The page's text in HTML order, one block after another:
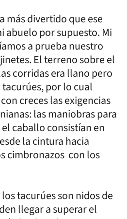
más divertido que ese
abuelo por supuesto. Mi
a prueba nuestro
El terreno sobre el
corridas era llano pero
por lo cual
creces las exigencias
las maniobras para
caballo consistían en
la cintura hacia
cimbronazos con los
tacurúes son nidos de
llegar a superar el